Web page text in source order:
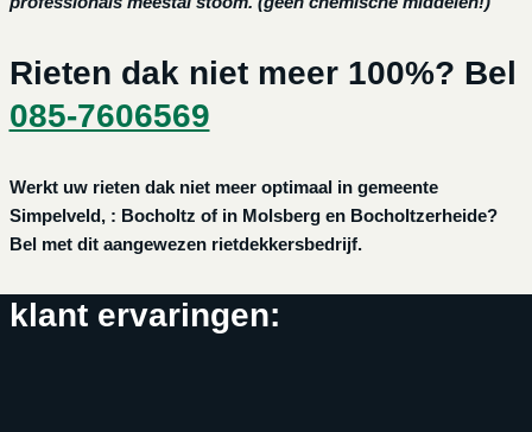
Rieten dak niet meer 100%? Bel
085-7606569
Werkt uw rieten dak niet meer optimaal in gemeente
Simpelveld, : Bocholtz of in Molsberg en Bocholtzerheide?
Bel met dit aangewezen rietdekkersbedrijf.
klant ervaringen: